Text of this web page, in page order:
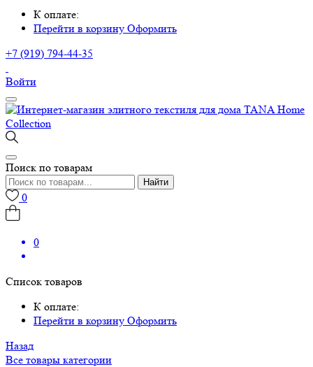
К оплате:
Перейти в корзину Оформить
+7 (919) 794-44-35
Войти
Поиск по товарам
Найти
0
0
Список товаров
К оплате:
Перейти в корзину Оформить
Назад
Все товары категории